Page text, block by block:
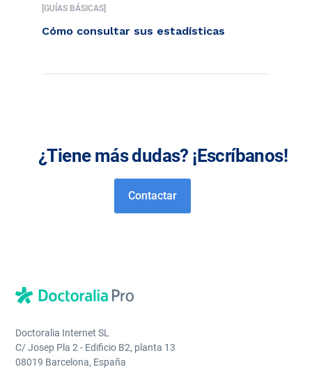
[GUÍAS BÁSICAS]
Cómo consultar sus estadísticas
¿Tiene más dudas? ¡Escríbanos!
Contactar
Doctoralia Internet SL
C/ Josep Pla 2 - Edificio B2, planta 13
08019 Barcelona, España